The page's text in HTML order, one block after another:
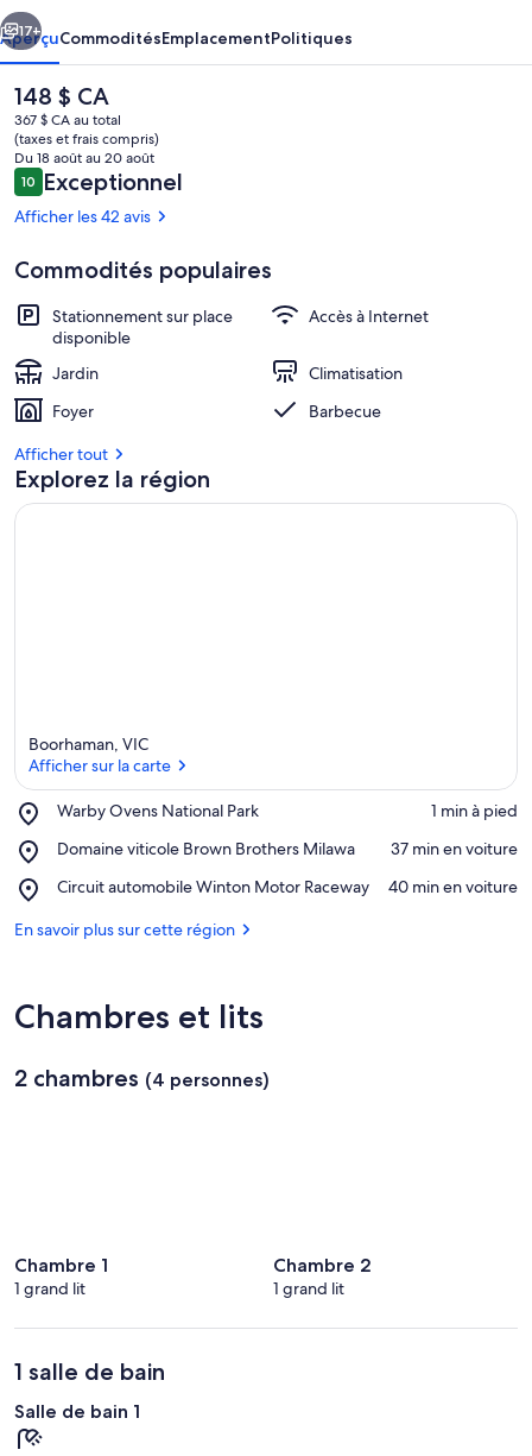
Retreat
'
The
Best
B
and
Experience
in
North
East
of
Vic.
Suivant
17+
AperçuCommoditésEmplacementPolitiques
Le
prix
actuel
est
de 148 $ CA
148 $ CA
367 $ CA au total
(taxes et frais compris)
Du 18 août au 20 août
Avis
1010 sur 10 –
Exceptionnel
Afficher les 42 avis
Commodités populaires
Stationnement sur place
disponible
Accès à Internet
Jardin
Climatisation
Foyer
Barbecue
Afficher tout
Explorez la région
Boorhaman, VIC
Afficher sur la carte
Warby Ovens National Park
Place,
Ovens
Park
‪1 min à pied‬
Domaine viticole Brown Brothers Milawa
Place,
viticole
Brothers
‪37 min en voiture‬
Circuit automobile Winton Motor Raceway
Place,
automobile
‪40 min en voiture‬
En savoir plus sur cette région
Chambres et lits
2 chambres (4 personnes)
Chambre 1
1 grand lit
Chambre 2
1 grand lit
1 salle de bain
Salle de bain 1